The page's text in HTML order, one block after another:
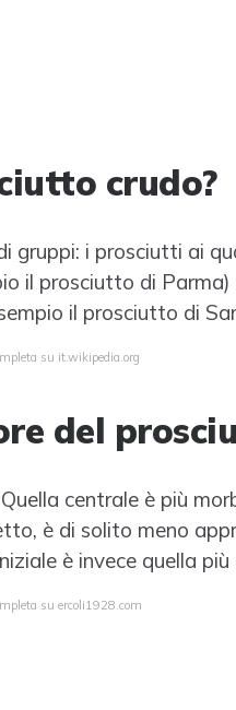
crudo?
gruppi: i prosciutti ai
il prosciutto di
il prosciutto di
su it.wikipedia.org
del
centrale è più
è di solito meno
è invece quella
su ercoli1928.com